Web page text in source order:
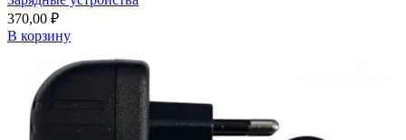
370,00 ₽
В корзину